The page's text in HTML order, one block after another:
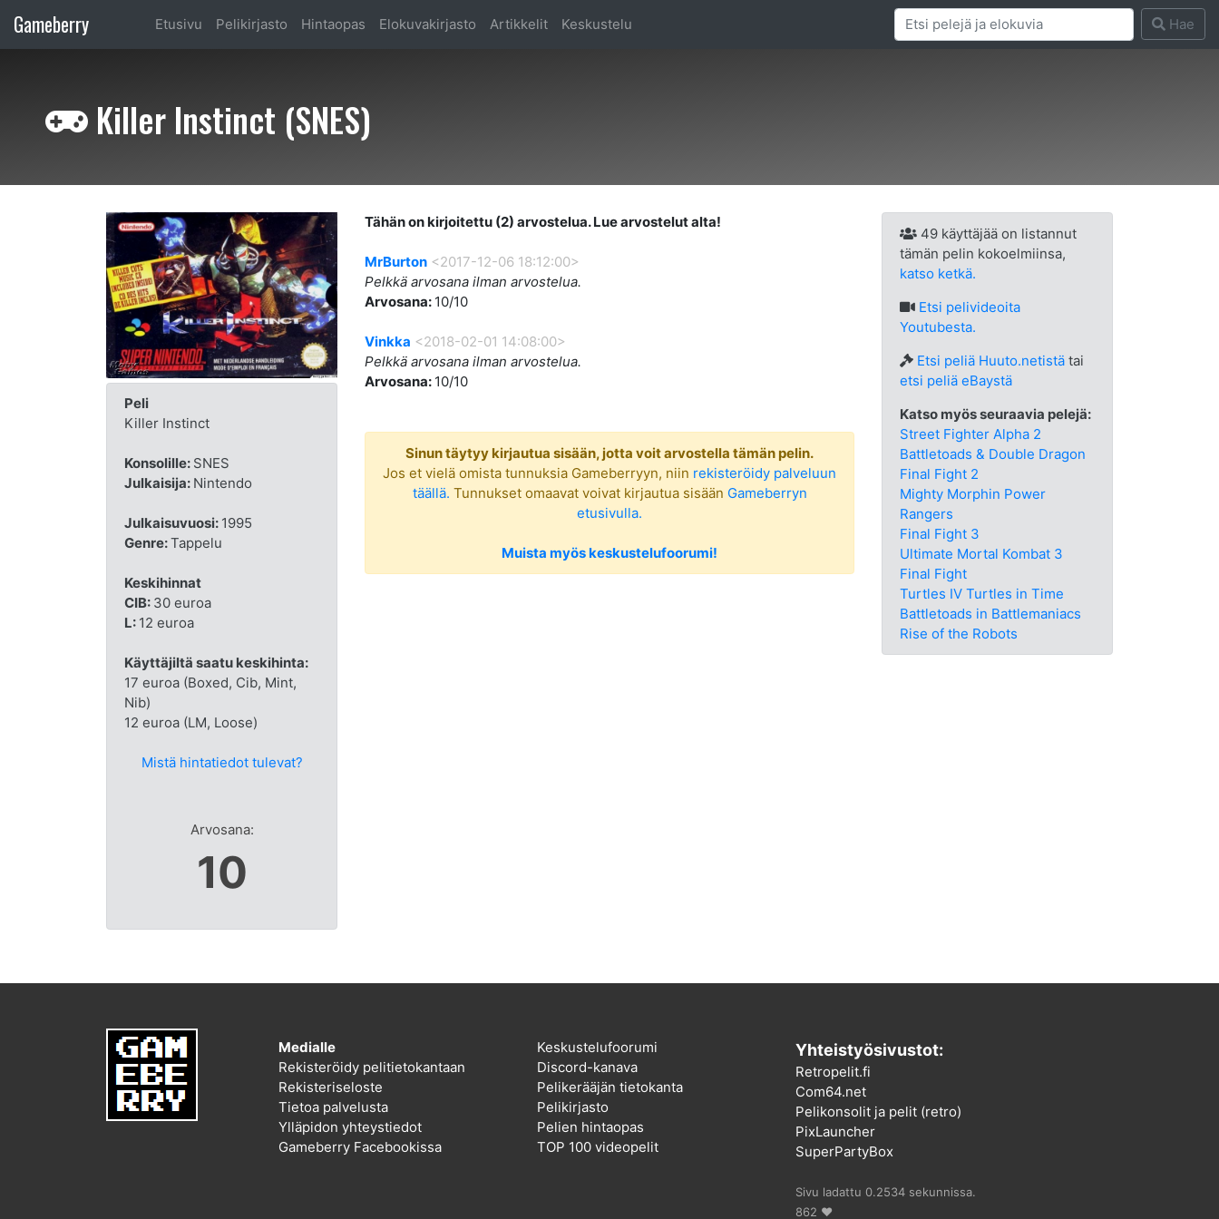
Gameberry Etusivu Pelikirjasto Hintaopas Elokuvakirjasto Artikkelit Keskustelu Hae
Killer Instinct (SNES)
Peli
Killer Instinct
Konsolille: SNES
Julkaisija: Nintendo
Julkaisuvuosi: 1995
Genre:Tappelu
Keskihinnat
CIB: 30 euroa
L: 12 euroa
Käyttäjiltä saatu keskihinta:
17 euroa (Boxed, Cib, Mint,
Nib)
12 euroa (LM, Loose)
Mistä hintatiedot tulevat?
Arvosana:
10
Tähän on kirjoitettu (2) arvostelua. Lue arvostelut alta!
MrBurton <2017-12-06 18:12:00>
Pelkkä arvosana ilman arvostelua.
Arvosana: 10/10
Vinkka <2018-02-01 14:08:00>
Pelkkä arvosana ilman arvostelua.
Arvosana: 10/10
Sinun täytyy kirjautua sisään, jotta voit arvostella tämän pelin.
Jos et vielä omista tunnuksia Gameberryyn, niin rekisteröidy palveluun
täällä. Tunnukset omaavat voivat kirjautua sisään Gameberryn
etusivulla.
Muista myös keskustelufoorumi!
49 käyttäjää on listannut
tämän pelin kokoelmiinsa,
katso ketkä.
Etsi pelivideoita
Youtubesta.
Etsi peliä Huuto.netistätai
etsi peliä eBaystä
Katso myös seuraavia pelejä:
Street Fighter Alpha 2
Battletoads & Double Dragon
Final Fight 2
Mighty Morphin Power
Rangers
Final Fight 3
Ultimate Mortal Kombat 3
Final Fight
Turtles IV Turtles in Time
Battletoads in Battlemaniacs
Rise of the Robots
Medialle
Rekisteröidy pelitietokantaan
Rekisteriseloste
Tietoa palvelusta
Ylläpidon yhteystiedot
Gameberry Facebookissa
Keskustelufoorumi
Discord-kanava
Pelikerääjän tietokanta
Pelikirjasto
Pelien hintaopas
TOP 100 videopelit
Yhteistyösivustot:
Retropelit.fi
Com64.net
Pelikonsolit ja pelit (retro)
PixLauncher
SuperPartyBox
Sivu ladattu 0.2534 sekunnissa.
862 ♥